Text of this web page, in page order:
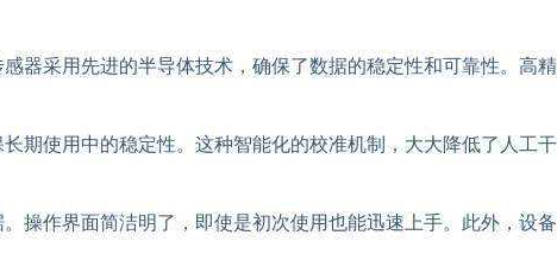
器采用先进的半导体技术，确保了数据的稳定性和可靠性。高
期使用中的稳定性。这种智能化的校准机制，大大降低了人工
操作界面简洁明了，即使是初次使用也能迅速上手。此外，设